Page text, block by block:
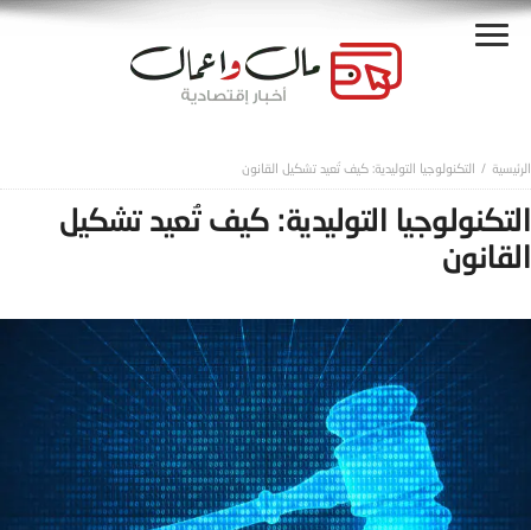
التكنولوجيا التوليدية: كيف تُعيد تشكيل القانون
التكنولوجيا التوليدية: كيف تُعيد تشكيل
القانون